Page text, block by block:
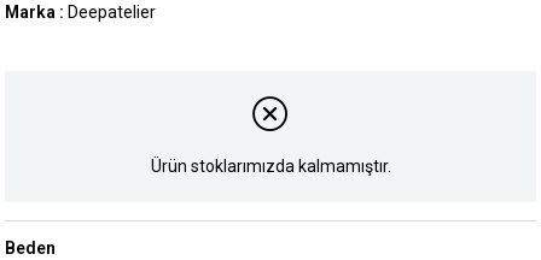
Marka : Deepatelier
Ürün stoklarımızda kalmamıştır.
Beden